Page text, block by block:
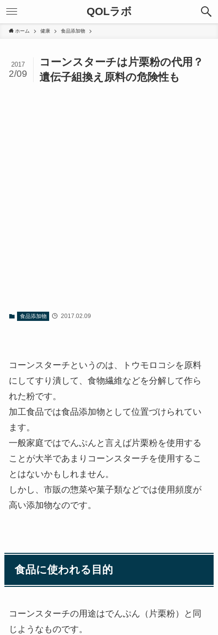
QOLラボ
ホーム 健康 食品添加物
コーンスターチは片栗粉の代用？
遺伝子組換え原料の危険性も
2017
2/09
食品添加物 2017.02.09
コーンスターチというのは、トウモロコシを原料
にしてすり潰して、食物繊維などを分解して作ら
れた粉です。
加工食品では食品添加物として位置づけられてい
ます。
一般家庭ではでんぷんと言えば片栗粉を使用する
ことが大半であまりコーンスターチを使用するこ
とはないかもしれません。
しかし、市販の惣菜や菓子類などでは使用頻度が
高い添加物なのです。
食品に使われる目的
コーンスターチの用途はでんぷん（片栗粉）と同
じようなものです。